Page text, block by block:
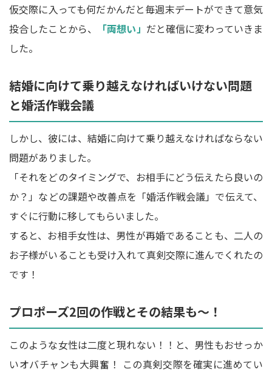
仮交際に入っても何だかんだと毎週末デートができて意気
投合したことから、
「両想い」 だと確信に変わっていきま
した。
結婚に向けて乗り越えなければいけない問題
と婚活作戦会議
しかし、彼には、結婚に向けて乗り越えなければならない
問題がありました。
「それをどのタイミングで、お相手にどう伝えたら良いの
か？」などの課題や改善点を「婚活作戦会議」で伝えて、
すぐに行動に移してもらいました。
すると、お相手女性は、男性が再婚であることも、二人の
お子様がいることも受け入れて真剣交際に進んでくれたの
です！
プロポーズ2回の作戦とその結果も～！
このような女性は二度と現れない！！と、男性もおせっか
いオバチャンも大興奮！ この真剣交際を確実に進めてい